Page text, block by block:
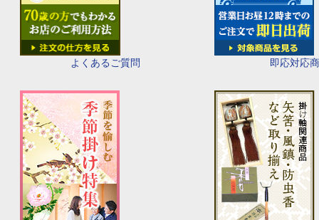
よくあるご質問 即応対応